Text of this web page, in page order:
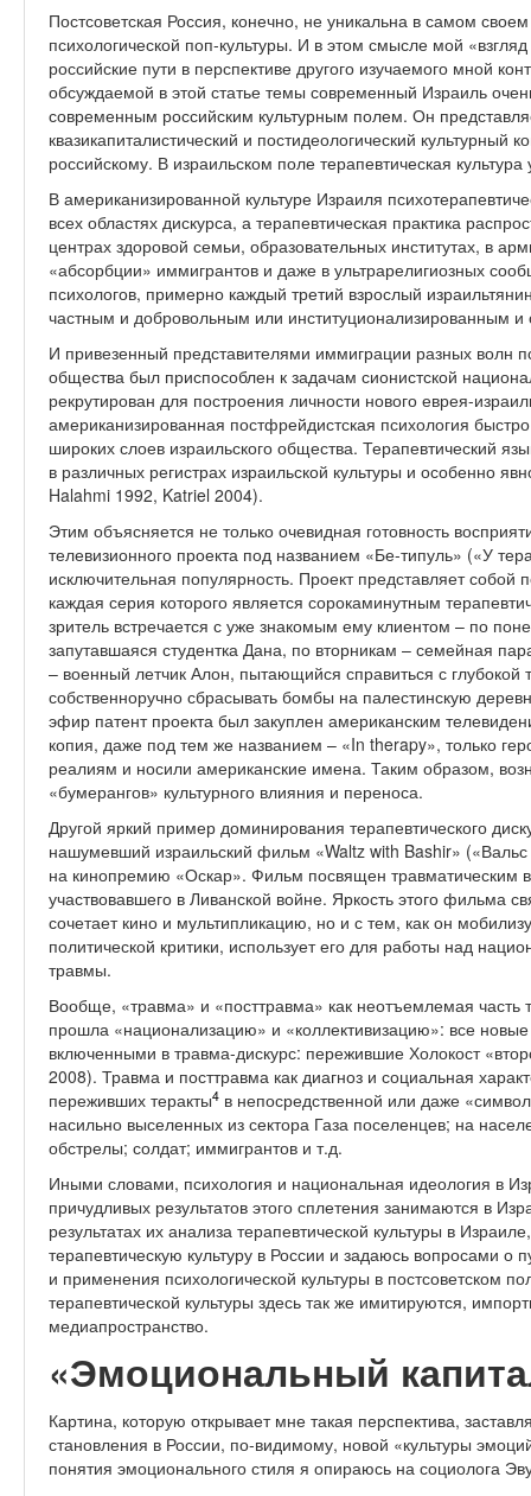
Постсоветская Россия, конечно, не уникальна в самом
психологической поп-культуры. И в этом смысле мой
российские пути в перспективе другого изучаемого мной
обсуждаемой в этой статье темы современный Израиль
современным российским культурным полем. Он
квазикапиталистический и постидеологический культурный
российскому. В израильском поле терапевтическая
В американизированной культуре Израиля
всех областях дискурса, а терапевтическая практика
центрах здоровой семьи, образовательных институтах, в
«абсорбции» иммигрантов и даже в ультрарелигиозных
психологов, примерно каждый третий взрослый
частным и добровольным или институционализированным и
И привезенный представителями иммиграции разных волн
общества был приспособлен к задачам сионистской
рекрутирован для построения личности нового еврея-
американизированная постфрейдистская психология
широких слоев израильского общества. Терапевтический
в различных регистрах израильской культуры и особенно
Halahmi 1992, Katriel 2004).
Этим объясняется не только очевидная готовность
телевизионного проекта под названием «Бе-типуль» («У
исключительная популярность. Проект представляет
каждая серия которого является сорокаминутным
зритель встречается с уже знакомым ему клиентом – по
запутавшаяся студентка Дана, по вторникам – семейная
– военный летчик Алон, пытающийся справиться с
собственноручно сбрасывать бомбы на палестинскую
эфир патент проекта был закуплен американским
копия, даже под тем же названием – «In therapy», только
реалиям и носили американские имена. Таким образом,
«бумерангов» культурного влияния и переноса.
Другой яркий пример доминирования терапевтического
нашумевший израильский фильм «Waltz with Bashir»
на кинопремию «Оскар». Фильм посвящен травматическим
участвовавшего в Ливанской войне. Яркость этого фильма
сочетает кино и мультипликацию, но и с тем, как он
политической критики, использует его для работы над
травмы.
Вообще, «травма» и «посттравма» как неотъемлемая часть
прошла «национализацию» и «коллективизацию»: все
включенными в травма-дискурс: пережившие Холокост
2008). Травма и посттравма как диагноз и социальная
переживших теракты4 в непосредственной или даже
насильно выселенных из сектора Газа поселенцев; на
обстрелы; солдат; иммигрантов и т.д.
Иными словами, психология и национальная идеология в
причудливых результатов этого сплетения занимаются в
результатах их анализа терапевтической культуры в
терапевтическую культуру в России и задаюсь вопросами о
и применения психологической культуры в постсоветском
терапевтической культуры здесь так же имитируются,
медиапространство.
«Эмоциональный
Картина, которую открывает мне такая перспектива,
становления в России, по-видимому, новой «культуры
понятия эмоционального стиля я опираюсь на социолога